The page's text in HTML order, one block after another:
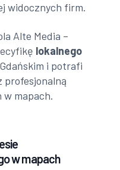
widocznych firm.
Alte Media –
lokalnego
i potrafi
profesjonalną
w mapach.
w mapach